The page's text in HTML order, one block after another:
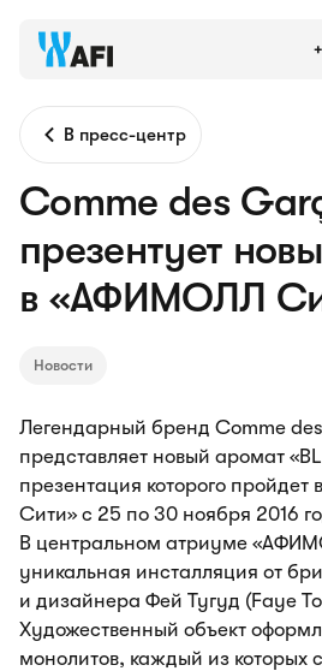
В пресс-центр
Comme des
презентует
в «АФИМОЛЛ
Новости
Легендарный бренд Comme
представляет новый аромат
презентация которого
Сити» с 25 по 30 ноября 2016
В центральном атриуме
уникальная инсталляция от
и дизайнера Фей Тугуд (Faye
Художественный объект
монолитов, каждый из которых